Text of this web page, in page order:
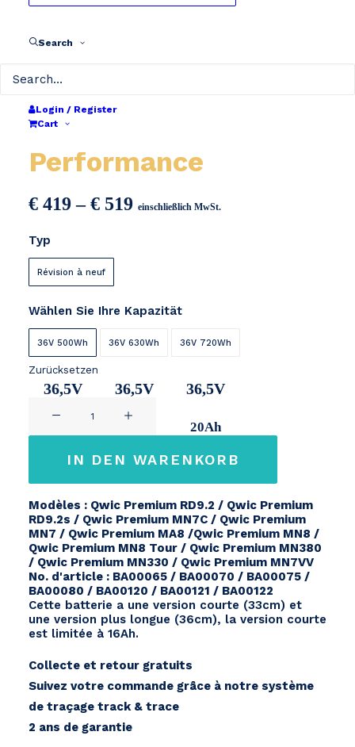
Search
Login / Register
Cart
QWIC Premium /
Performance
€ 419 –€ 519Preisspanne:
einschließlich MwSt.
Typ
Révision à neuf
Wählen Sie Ihre Kapazität
36V 500Wh
36,5V
36V 630Wh
36,5V
36V 720Wh
36,5V
20Ah
Zurücksetzen
Performance
IN DEN WARENKORB
Modèles : Qwic Premium RD9.2 / Qwic Premium
RD9.2s / Qwic Premium MN7C / Qwic Premium
MN7 / Qwic Premium MA8 /Qwic Premium MN8 /
Qwic Premium MN8 Tour / Qwic Premium MN380
/ Qwic Premium MN330 / Qwic Premium MN7VV
No. d'article : BA00065 / BA00070 / BA00075 /
BA00080 / BA00120 / BA00121 / BA00122
Cette batterie a une version courte (33cm) et
une version plus longue (36cm), la version courte
est limitée à 16Ah.
Collecte et retour gratuits
Suivez votre commande grâce à notre système
de traçage track & trace
2 ans de garantie